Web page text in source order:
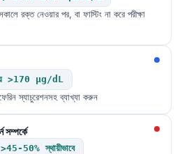
রক্ত নেওয়ার পর, বা ফাস্টিং না করে পরীক্ষা
>170 µg/dL
স্যাচুরেশনসহ ব্যাখ্যা করুন
সম্পর্কে
>45-50% স্থায়ীভাবে